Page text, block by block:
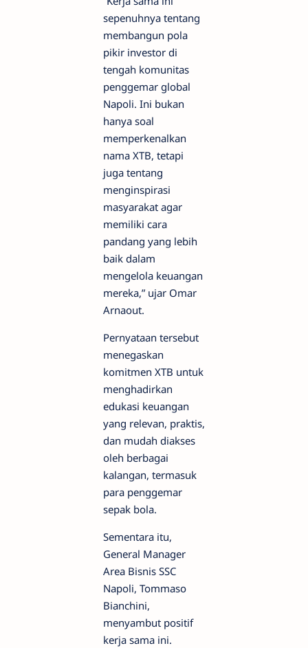
sepenuhnya tentang
membangun pola
pikir investor di
tengah komunitas
penggemar global
Napoli. Ini bukan
hanya soal
memperkenalkan
nama XTB, tetapi
juga tentang
menginspirasi
masyarakat agar
memiliki cara
pandang yang lebih
baik dalam
mengelola keuangan
mereka,” ujar Omar
Arnaout.
Pernyataan tersebut
menegaskan
komitmen XTB untuk
menghadirkan
edukasi keuangan
yang relevan, praktis,
dan mudah diakses
oleh berbagai
kalangan, termasuk
para penggemar
sepak bola.
Sementara itu,
General Manager
Area Bisnis SSC
Napoli, Tommaso
Bianchini,
menyambut positif
kerja sama ini.